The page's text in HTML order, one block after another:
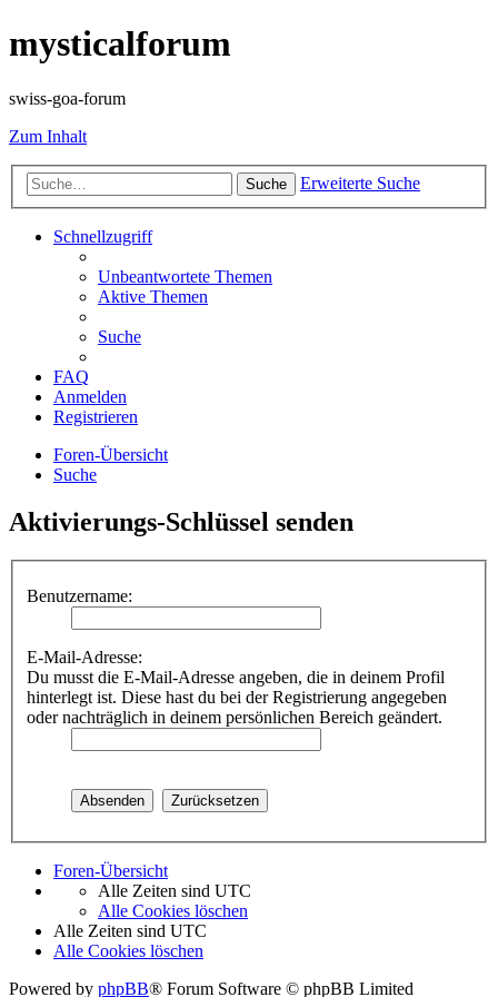
mysticalforum
swiss-goa-forum
Zum Inhalt
Suche Erweiterte Suche
Schnellzugriff
Unbeantwortete Themen
Aktive Themen
Suche
FAQ
Anmelden
Registrieren
Foren-Übersicht
Suche
Aktivierungs-Schlüssel senden
Benutzername:
E-Mail-Adresse:
Du musst die E-Mail-Adresse angeben, die in deinem Profil
hinterlegt ist. Diese hast du bei der Registrierung angegeben
oder nachträglich in deinem persönlichen Bereich geändert.
Foren-Übersicht
Alle Zeiten sind UTC
Alle Cookies löschen
Alle Zeiten sind UTC
Alle Cookies löschen
Powered by phpBB® Forum Software © phpBB Limited